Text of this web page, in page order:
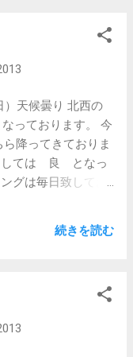
）天候曇り 北西の
っております。 今
降ってきておりま
しては 良 となっ
グは毎日致してお
です。
等がございます。
はお車にて保管願
続きを読む